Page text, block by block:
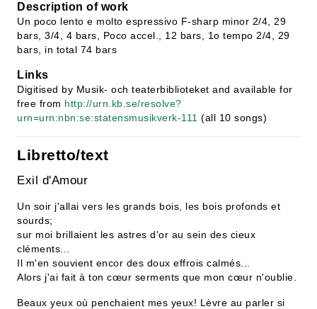
Description of work
Un poco lento e molto espressivo F-sharp minor 2/4, 29
bars, 3/4, 4 bars, Poco accel., 12 bars, 1o tempo 2/4, 29
bars, in total 74 bars
Links
Digitised by Musik- och teaterbiblioteket and available for
free from http://urn.kb.se/resolve?
urn=urn:nbn:se:statensmusikverk-111 (all 10 songs)
Libretto/text
Exil d'Amour
Un soir j'allai vers les grands bois, les bois profonds et
sourds;
sur moi brillaient les astres d'or au sein des cieux
cléments...
Il m'en souvient encor des doux effrois calmés...
Alors j'ai fait à ton cœur serments que mon cœur n'oublie.
Beaux yeux où penchaient mes yeux! Lèvre au parler si